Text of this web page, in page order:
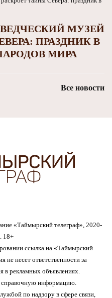
МУЗЕЙ
ПРАЗДНИК В
МИРА
Все новости
«Таймырский телеграф», 2020-
18+
ссылка на «Таймырский
не несет ответственности за
рекламных объявлениях.
справочную информацию.
по надзору в сфере связи,